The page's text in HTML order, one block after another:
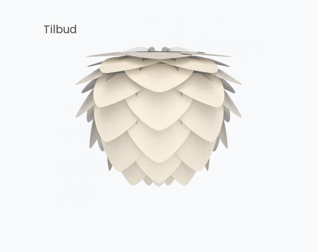
Tilbud